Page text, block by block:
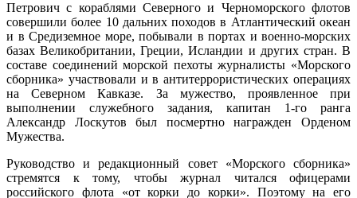
Петрович с кораблями Северного и Черноморского флотов
совершили более 10 дальних походов в Атлантический океан
и в Средиземное море, побывали в портах и военно-морских
базах Великобритании, Греции, Исландии и других стран. В
составе соединений морской пехоты журналисты «Морского
сборника» участвовали и в антитеррористических операциях
на Северном Кавказе. За мужество, проявленное при
выполнении служебного задания, капитан 1-го ранга
Александр Лоскутов был посмертно награжден Орденом
Мужества.
Руководство и редакционный совет «Морского сборника»
стремятся к тому, чтобы журнал читался офицерами
российского флота «от корки до корки». Поэтому на его